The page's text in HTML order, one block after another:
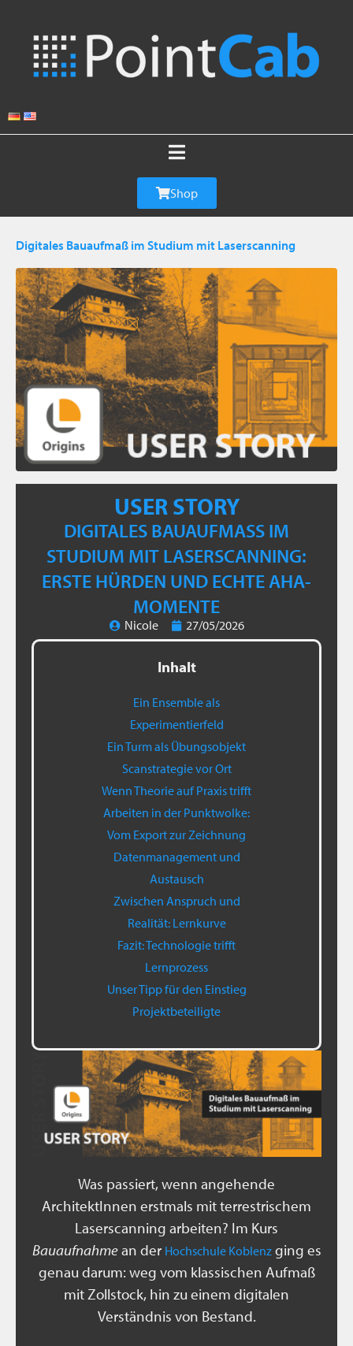
Shop
Digitales Bauaufmaß im Studium mit Laserscanning
USER STORY
DIGITALES BAUAUFMASS IM S
TUDIUM MIT LASERSCANNING: E
RSTE HÜRDEN UND ECHTE AHA-M
OMENTE
Nicole 27/05/2026
Inhalt
Ein Ensemble als
Experimentierfeld
Ein Turm als Übungsobjekt
Scanstrategie vor Ort
Wenn Theorie auf Praxis trifft
Arbeiten in der Punktwolke:
Vom Export zur Zeichnung
Datenmanagement und
Austausch
Zwischen Anspruch und
Realität: Lernkurve
Fazit: Technologie trifft
Lernprozess
Unser Tipp für den Einstieg
Projektbeteiligte
Was passiert, wenn angehende
ArchitektInnen erstmals mit terrestrischem
Laserscanning arbeiten? Im Kurs
Bauaufnahmean der Hochschule Koblenzging es
genau darum: weg vom klassischen Aufmaß
mit Zollstock, hin zu einem digitalen
Verständnis von Bestand.